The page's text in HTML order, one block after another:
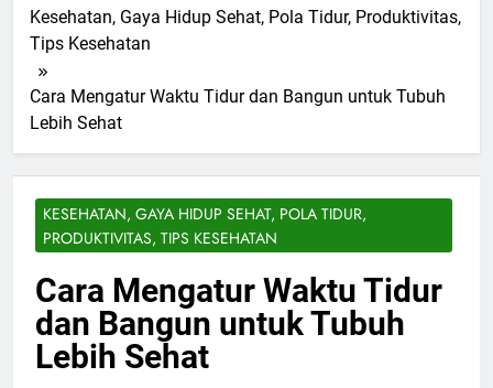
Kesehatan, Gaya Hidup Sehat, Pola Tidur, Produktivitas,
Tips Kesehatan
Cara Mengatur Waktu Tidur dan Bangun untuk Tubuh
Lebih Sehat
KESEHATAN, GAYA HIDUP SEHAT, POLA TIDUR,
PRODUKTIVITAS, TIPS KESEHATAN
Cara Mengatur Waktu Tidur
dan Bangun untuk Tubuh
Lebih Sehat